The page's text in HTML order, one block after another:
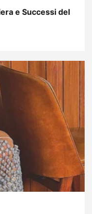
e Successi del